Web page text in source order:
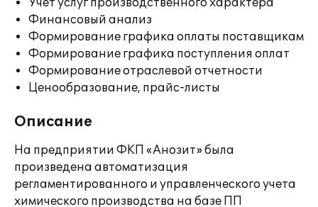
Учет услуг производственного характера
Финансовый анализ
Формирование графика оплаты поставщикам
Формирование графика поступления оплат
Формирование отраслевой отчетности
Ценообразование, прайс-листы
Описание
На предприятии ФКП «Анозит» была
произведена автоматизация
регламентированного и управленческого учета
химического производства на базе ПП